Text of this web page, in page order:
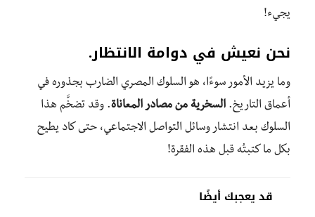
يجيء!
نحن نعيش في دوامة الانتظار.
وما يزيد الأمور سوءًا، هو السلوك المصري الضارب بجذوره في
أعماق التاريخ. السخرية من مصادر المعاناة. وقد تضخَّم هذا
السلوك بعد انتشار وسائل التواصل الاجتماعي، حتى كاد يطيح
بكل ما كتبتُه قبل هذه الفقرة!
قد يعجبك أيضًا